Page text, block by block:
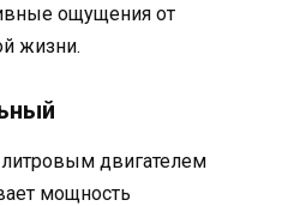
ощущения от
жизни.
двигателем
мощность